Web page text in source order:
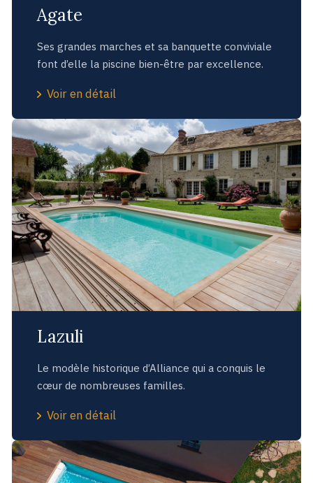
Agate
Ses grandes marches et sa banquette conviviale
font d’elle la piscine bien-être par excellence.
Voir en détail
Lazuli
Le modèle historique d’Alliance qui a conquis le
cœur de nombreuses familles.
Voir en détail